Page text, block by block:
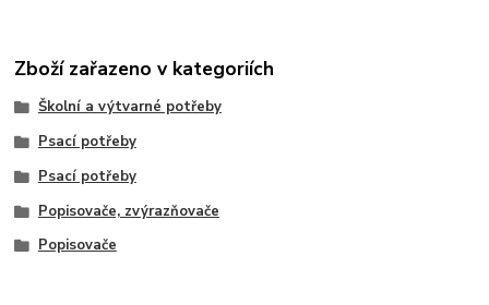
Zboží zařazeno v kategoriích
Školní a výtvarné potřeby
Psací potřeby
Psací potřeby
Popisovače, zvýrazňovače
Popisovače